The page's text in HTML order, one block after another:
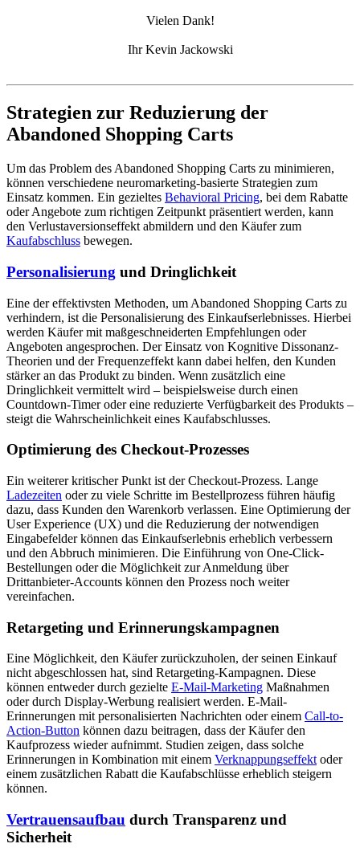
Vielen Dank!
Ihr Kevin Jackowski
Strategien zur Reduzierung der
Abandoned Shopping Carts
Um das Problem des Abandoned Shopping Carts zu minimieren,
können verschiedene neuromarketing-basierte Strategien zum
Einsatz kommen. Ein gezieltes Behavioral Pricing, bei dem Rabatte
oder Angebote zum richtigen Zeitpunkt präsentiert werden, kann
den Verlustaversionseffekt abmildern und den Käufer zum
Kaufabschluss bewegen.
Personalisierung und Dringlichkeit
Eine der effektivsten Methoden, um Abandoned Shopping Carts zu
verhindern, ist die Personalisierung des Einkaufserlebnisses. Hierbei
werden Käufer mit maßgeschneiderten Empfehlungen oder
Angeboten angesprochen. Der Einsatz von Kognitive Dissonanz-
Theorien und der Frequenzeffekt kann dabei helfen, den Kunden
stärker an das Produkt zu binden. Wenn zusätzlich eine
Dringlichkeit vermittelt wird – beispielsweise durch einen
Countdown-Timer oder eine reduzierte Verfügbarkeit des Produkts –
steigt die Wahrscheinlichkeit eines Kaufabschlusses.
Optimierung des Checkout-Prozesses
Ein weiterer kritischer Punkt ist der Checkout-Prozess. Lange
Ladezeiten oder zu viele Schritte im Bestellprozess führen häufig
dazu, dass Kunden den Warenkorb verlassen. Eine Optimierung der
User Experience (UX) und die Reduzierung der notwendigen
Eingabefelder können das Einkaufserlebnis erheblich verbessern
und den Abbruch minimieren. Die Einführung von One-Click-
Bestellungen oder die Möglichkeit zur Anmeldung über
Drittanbieter-Accounts können den Prozess noch weiter
vereinfachen.
Retargeting und Erinnerungskampagnen
Eine Möglichkeit, den Käufer zurückzuholen, der seinen Einkauf
nicht abgeschlossen hat, sind Retargeting-Kampagnen. Diese
können entweder durch gezielte E-Mail-Marketing Maßnahmen
oder durch Display-Werbung realisiert werden. E-Mail-
Erinnerungen mit personalisierten Nachrichten oder einem Call-to-
Action-Button können dazu beitragen, dass der Käufer den
Kaufprozess wieder aufnimmt. Studien zeigen, dass solche
Erinnerungen in Kombination mit einem Verknappungseffektoder
einem zusätzlichen Rabatt die Kaufabschlüsse erheblich steigern
können.
Vertrauensaufbau durch Transparenz und
Sicherheit